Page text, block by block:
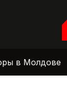
в Молдове